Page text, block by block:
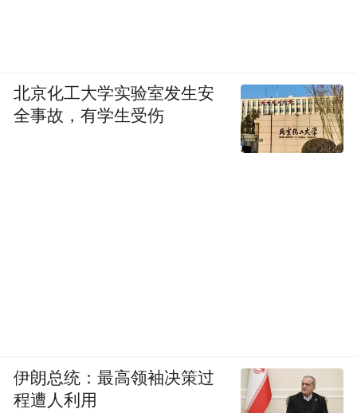
北京化工大学实验室发生安
全事故，有学生受伤
伊朗总统：最高领袖决策过
程遭人利用